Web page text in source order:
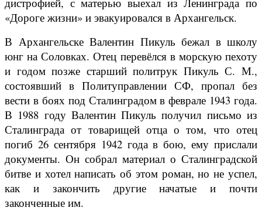
«Дороге жизни» и эвакуировался в Архангельск.
В Архангельске Валентин Пикуль бежал в школу
юнг на Соловках. Отец перевёлся в морскую пехоту
и годом позже старший политрук Пикуль С. М.,
состоявший в Политуправлении СФ, пропал без
вести в боях под Сталинградом в феврале 1943 года.
В 1988 году Валентин Пикуль получил письмо из
Сталинграда от товарищей отца о том, что отец
погиб 26 сентября 1942 года в бою, ему прислали
документы. Он собрал материал о Сталинградской
битве и хотел написать об этом роман, но не успел,
как и закончить другие начатые и почти
законченные им.